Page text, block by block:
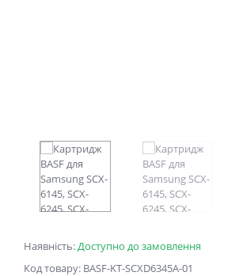
Наявність:Доступно до замовлення
Код товару: BASF-KT-SCXD6345A-01